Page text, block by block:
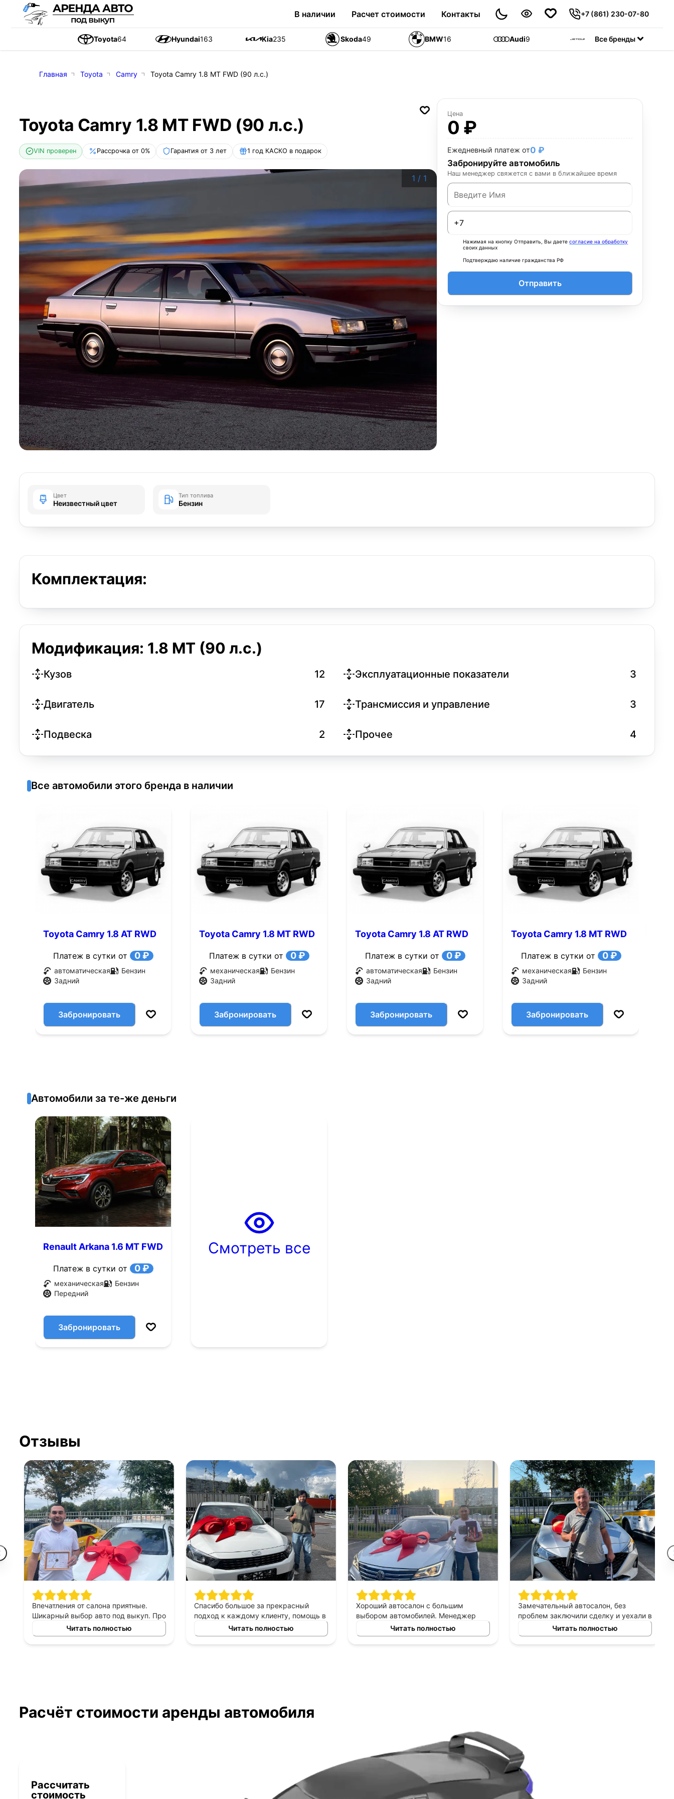
В наличии Расчет стоимости Контакты +7 (861) 230-07-80
Toyota64 Hyundai163 Kia235 Skoda49 BMW16 Audi9 Jetour55
Все бренды
Главная Toyota Camry Toyota Camry 1.8 MT FWD (90 л.с.)
Toyota Camry 1.8 MT FWD (90 л.с.)
VIN проверен Рассрочка от 0% Гарантия от 3 лет 1 год КАСКО в подарок
1 / 1
Цена
0 ₽
Ежедневный платеж от0 ₽
Забронируйте автомобиль
Наш менеджер свяжется с вами в ближайшее время
Нажимая на кнопку Отправить, Вы даетесогласие на обработку
своих данных
Подтверждаю наличие гражданства РФ
Отправить
Цвет
Неизвестный цвет
Тип топлива
Бензин
Комплектация:
Модификация: 1.8 MT (90 л.с.)
Кузов 12 Эксплуатационные показатели 3
Двигатель 17 Трансмиссия и управление 3
Подвеска 2 Прочее 4
Все автомобили этого бренда в наличии
Toyota Camry 1.8 AT RWD
Платеж в сутки от 0 ₽
автоматическая
Бензин
Задний
Забронировать
Toyota Camry 1.8 MT RWD
Платеж в сутки от 0 ₽
механическая
Бензин
Задний
Забронировать
Toyota Camry 1.8 AT RWD
Платеж в сутки от 0 ₽
автоматическая
Бензин
Задний
Забронировать
Toyota Camry 1.8 MT RWD
Платеж в сутки от 0 ₽
механическая
Бензин
Задний
Забронировать
Автомобили за те-же деньги
Renault Arkana 1.6 MT FWD
Платеж в сутки от 0 ₽
механическая
Бензин
Передний
Забронировать
Смотреть все
Отзывы
Впечатления от салона приятные.
Шикарный выбор авто под выкуп. Про
персонал могу сказать только
хорошее, приятны в общении,
терпеливые, помогают сделать
Читать полностью
Спасибо большое за прекрасный
подход к каждому клиенту, помощь в
выборе автомобиля в аренду под
выкуп, прекрасный менеджер
который был всегда с нами на связи,
Читать полностью
Хороший автосалон с большим
выбором автомобилей. Менеджер
был очень вежлив и прекрасно
разбирался в представленных
марках авто. Помог выбрать авто
Читать полностью
Замечательный автосалон, без
проблем заключили сделку и уехали в
этот же день на новой машине.
Рекомендую!
Читать полностью
Расчёт стоимости аренды автомобиля
Рассчитать
стоимость